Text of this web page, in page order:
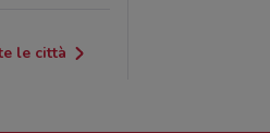
le città